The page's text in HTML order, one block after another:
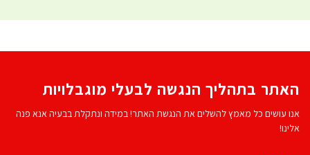
האתר בתהליך הנגשה לבעלי מוגבלויות
אנו עושים כל מאמץ להשלים את הנגשת האתר! במידה ונתקלת בבעיה אנא פנה
אלינו!